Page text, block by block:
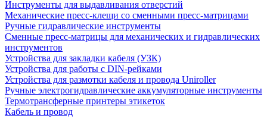
Инструменты для выдавливания отверстий
Механические пресс-клещи со сменными пресс-матрицами
Ручные гидравлические инструменты
Сменные пресс-матрицы для механических и гидравлических
инструментов
Устройства для закладки кабеля (УЗК)
Устройства для работы с DIN-рейками
Устройства для размотки кабеля и провода Uniroller
Ручные электрогидравлические аккумуляторные инструменты
Термотрансферные принтеры этикеток
Кабель и провод